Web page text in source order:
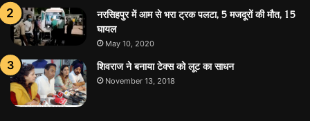
नरसिहपुर में आम से भरा ट्रक पलटा, 5 मजदूरों की मौत, 15
घायल
May 10, 2020
शिवराज ने बनाया टेक्स को लूट का साधन
November 13, 2018